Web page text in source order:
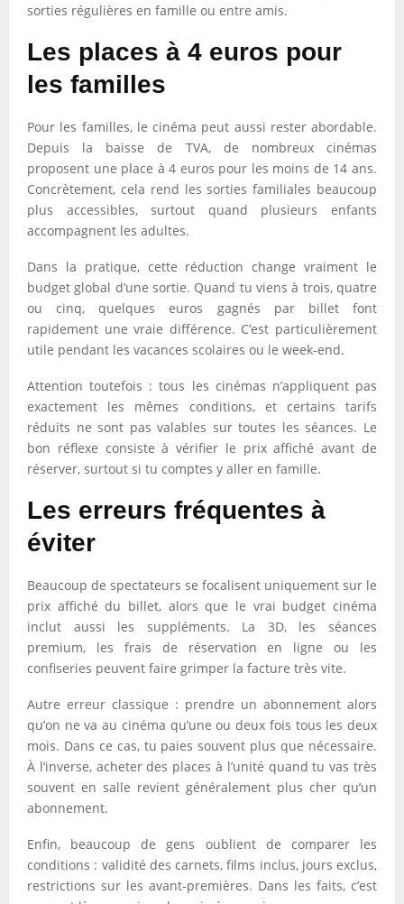
sorties régulières en famille ou entre amis.
Les places à 4 euros pour
les familles
Pour les familles, le cinéma peut aussi rester abordable.
Depuis la baisse de TVA, de nombreux cinémas
proposent une place à 4 euros pour les moins de 14 ans.
Concrètement, cela rend les sorties familiales beaucoup
plus accessibles, surtout quand plusieurs enfants
accompagnent les adultes.
Dans la pratique, cette réduction change vraiment le
budget global d’une sortie. Quand tu viens à trois, quatre
ou cinq, quelques euros gagnés par billet font
rapidement une vraie différence. C’est particulièrement
utile pendant les vacances scolaires ou le week-end.
Attention toutefois : tous les cinémas n’appliquent pas
exactement les mêmes conditions, et certains tarifs
réduits ne sont pas valables sur toutes les séances. Le
bon réflexe consiste à vérifier le prix affiché avant de
réserver, surtout si tu comptes y aller en famille.
Les erreurs fréquentes à
éviter
Beaucoup de spectateurs se focalisent uniquement sur le
prix affiché du billet, alors que le vrai budget cinéma
inclut aussi les suppléments. La 3D, les séances
premium, les frais de réservation en ligne ou les
confiseries peuvent faire grimper la facture très vite.
Autre erreur classique : prendre un abonnement alors
qu’on ne va au cinéma qu’une ou deux fois tous les deux
mois. Dans ce cas, tu paies souvent plus que nécessaire.
À l’inverse, acheter des places à l’unité quand tu vas très
souvent en salle revient généralement plus cher qu’un
abonnement.
Enfin, beaucoup de gens oublient de comparer les
conditions : validité des carnets, films inclus, jours exclus,
restrictions sur les avant-premières. Dans les faits, c’est